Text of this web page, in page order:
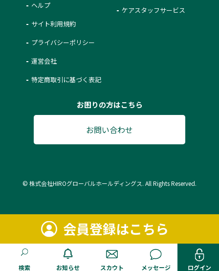
会員登録はこちら
検索 お知らせ スカウト メッセージ ログイン
ヘルプ
サイト利用規約
プライバシーポリシー
運営会社
特定商取引に基づく表記
ケアスタッフサービス
お困りの方はこちら
お問い合わせ
© 株式会社HIROグローバルホールディングス. All Rights Reserved.